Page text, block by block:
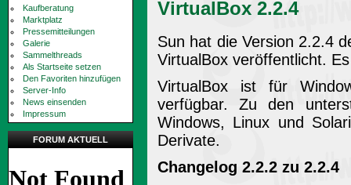
Kaufberatung
Marktplatz
Pressemitteilungen
Galerie
Sammelthreads
Als Startseite setzen
Den Favoriten hinzufügen
Server-Info
News einsenden
Impressum
FORUM AKTUELL
VirtualBox 2.2.4
Sun hat die Version 2.2.4
VirtualBox veröffentlicht.
VirtualBox ist für
verfügbar. Zu den
Windows, Linux und
Derivate.
Changelog 2.2.2 zu 2.2.4